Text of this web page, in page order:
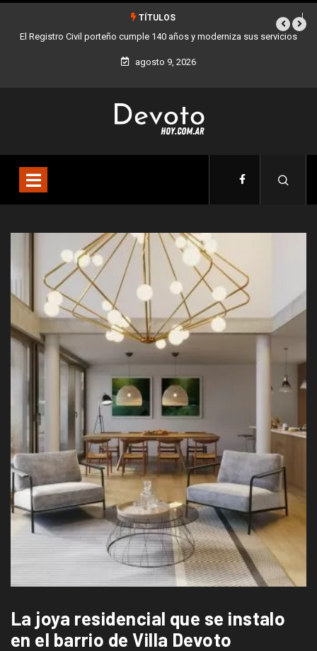
TÍTULOS
Buenos Aires sumó 12 nuevos Bares Notables y ya son 90 en toda
la Ciudad
agosto 9, 2026
La joya residencial que se instalo
en el barrio de Villa Devoto